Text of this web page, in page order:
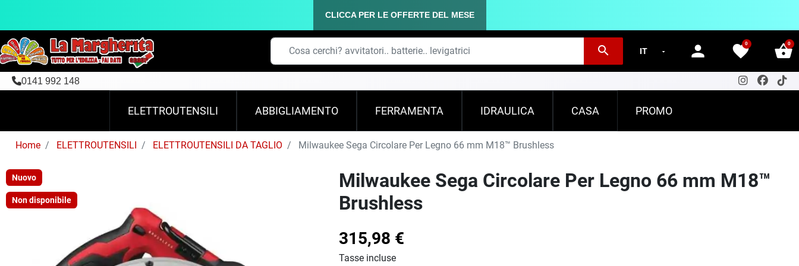
CLICCA PER LE OFFERTE DEL MESE
search person favorite
0 shopping_basket
0
0141 992 148
ELETTROUTENSILI ABBIGLIAMENTO FERRAMENTA IDRAULICA CASA PROMO
Home ELETTROUTENSILI ELETTROUTENSILI DA TAGLIO Milwaukee Sega Circolare Per Legno 66 mm M18™ Brushless
Nuovo
Non disponibile
Milwaukee Sega Circolare Per Legno 66 mm M18™
Brushless
315,98 €
Tasse incluse